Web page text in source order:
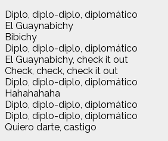
Diplo, diplo-diplo, diplomático
El Guaynabichy
Bibichy
Diplo, diplo-diplo, diplomático
El Guaynabichy, check it out
Check, check, check it out
Diplo, diplo-diplo, diplomático
Hahahahaha
Diplo, diplo-diplo, diplomático
Diplo, diplo-diplo, diplomático
Quiero darte, castigo